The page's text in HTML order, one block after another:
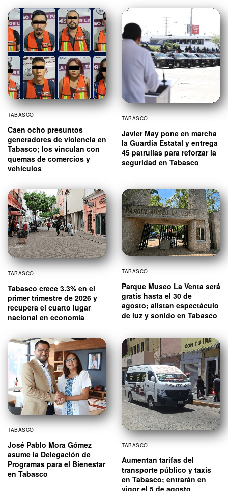
TABASCO
Caen ocho presuntos
generadores de violencia en
Tabasco; los vinculan con
quemas de comercios y
vehículos
TABASCO
Javier May pone en marcha
la Guardia Estatal y entrega
45 patrullas para reforzar la
seguridad en Tabasco
TABASCO
Tabasco crece 3.3% en el
primer trimestre de 2026 y
recupera el cuarto lugar
nacional en economía
TABASCO
Parque Museo La Venta será
gratis hasta el 30 de
agosto; alistan espectáculo
de luz y sonido en Tabasco
TABASCO
José Pablo Mora Gómez
asume la Delegación de
Programas para el Bienestar
en Tabasco
TABASCO
Aumentan tarifas del
transporte público y taxis
en Tabasco; entrarán en